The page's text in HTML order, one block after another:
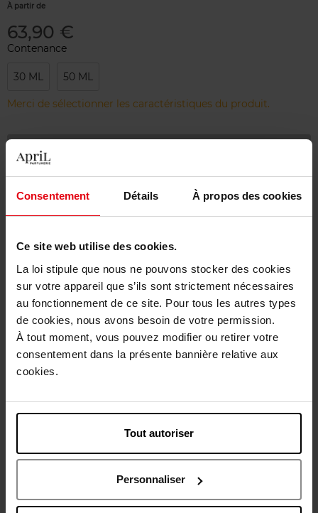
Consentement Détails À propos des cookies
Ce site web utilise des cookies.
La loi stipule que nous ne pouvons stocker des cookies
sur votre appareil que s’ils sont strictement nécessaires
au fonctionnement de ce site. Pour tous les autres types
de cookies, nous avons besoin de votre permission.
À tout moment, vous pouvez modifier ou retirer votre
consentement dans la présente bannière relative aux
cookies.
Tout autoriser
Personnaliser
À partir de
63,90 €
Contenance
30 ML 50 ML
Merci de sélectionner les caractéristiques du produit.
Livraison gratuite à partir de 55€
Retour gratuit dans votre magasin
Description
Caractéristiques
Avis client
Vous aimerez peut-être